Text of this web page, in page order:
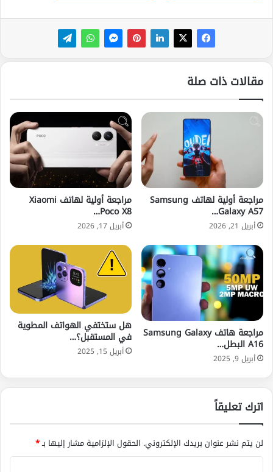
مقالات ذات صلة
مراجعة أولية لهاتف Samsung
Galaxy A57…
أبريل 21, 2026
مراجعة أولية لهاتف Xiaomi
Poco X8…
أبريل 17, 2026
مراجعة هاتف Samsung Galaxy
A16 البطل…
أبريل 9, 2025
هل ستختفي الهواتف المطوية
في المستقبل؟…
أبريل 15, 2025
اترك تعليقاً
لن يتم نشر عنوان بريدك الإلكتروني. الحقول الإلزامية مشار إليها بـ*